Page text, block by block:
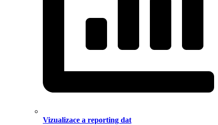
Vizualizace a reporting dat